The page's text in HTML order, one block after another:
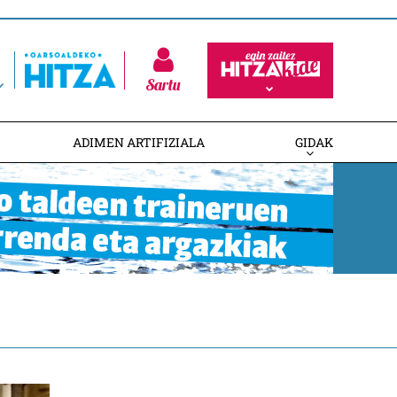
Sartu
ADIMEN ARTIFIZIALA GIDAK